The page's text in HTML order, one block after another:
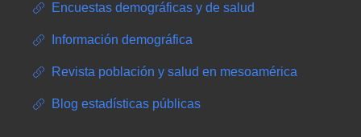
Encuestas demográficas y de salud
Información demográfica
Revista población y salud en mesoamérica
Blog estadísticas públicas